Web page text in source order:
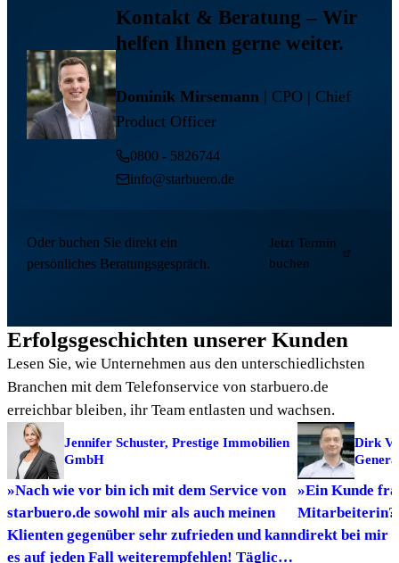
Kontakt & Beratung – Wir
helfen Ihnen gerne weiter.
Dominik Mirsemann| CPO | Chief
Product Officer
0800 - 5826744
info@starbuero.de
Oder buchen Sie direkt ein
persönliches Beratungsgespräch.
Jetzt Termin
buchen
Erfolgsgeschichten unserer Kunden
Lesen Sie, wie Unternehmen aus den unterschiedlichsten
Branchen mit dem Telefonservice von starbuero.de
erreichbar bleiben, ihr Team entlasten und wachsen.
Jennifer Schuster, Prestige Immobilien
GmbH
»Nach wie vor bin ich mit dem Service von
starbuero.de sowohl mir als auch meinen
Klienten gegenüber sehr zufrieden und kann
es auf jeden Fall weiterempfehlen! Täglich
Dirk
»Ein Kunde
Mitarbeiterin?
direkt bei mir